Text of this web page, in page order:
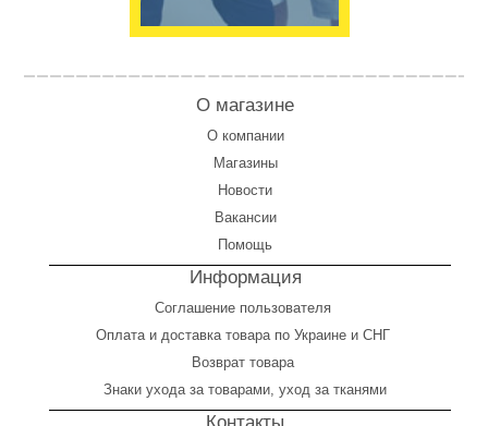
О магазине
О компании
Магазины
Новости
Вакансии
Помощь
Информация
Соглашение пользователя
Оплата и доставка товара по Украине и СНГ
Возврат товара
Знаки ухода за товарами, уход за тканями
Контакты